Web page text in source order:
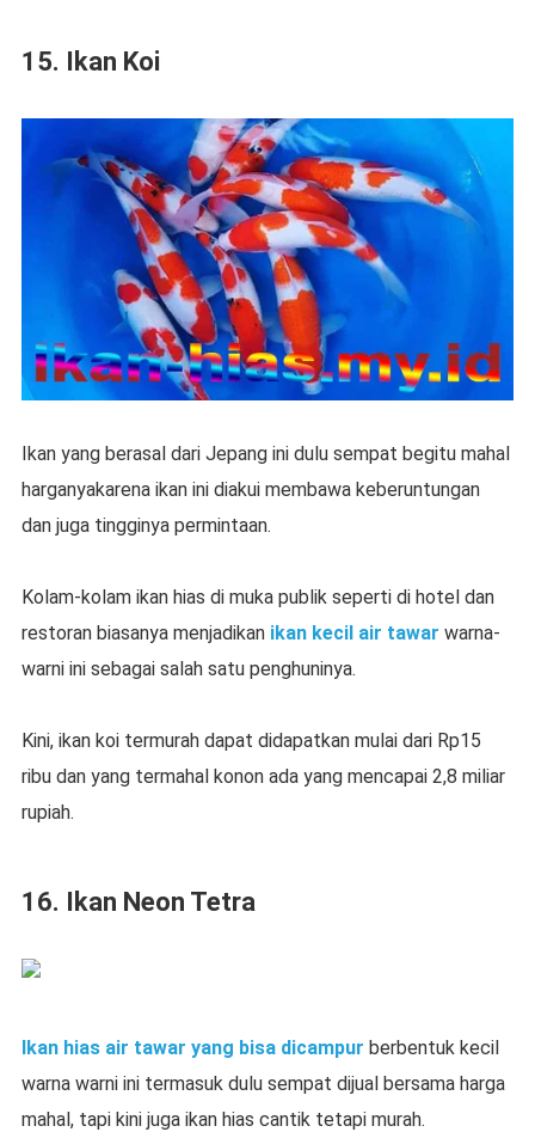
15. Ikan Koi
Ikan yang berasal dari Jepang ini dulu sempat begitu mahal
harganyakarena ikan ini diakui membawa keberuntungan
dan juga tingginya permintaan.
Kolam-kolam ikan hias di muka publik seperti di hotel dan
restoran biasanya menjadikan ikan kecil air tawar warna-
warni ini sebagai salah satu penghuninya.
Kini, ikan koi termurah dapat didapatkan mulai dari Rp15
ribu dan yang termahal konon ada yang mencapai 2,8 miliar
rupiah.
16. Ikan Neon Tetra
Ikan hias air tawar yang bisa dicampur berbentuk kecil
warna warni ini termasuk dulu sempat dijual bersama harga
mahal, tapi kini juga ikan hias cantik tetapi murah.